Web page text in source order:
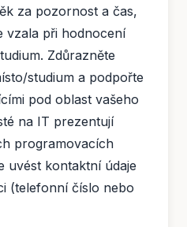
za pozornost a čas,
vzala při hodnocení
Zdůrazněte
studium a podpořte
pod oblast vašeho
na IT prezentují
programovacích
uvést kontaktní údaje
(telefonní číslo nebo